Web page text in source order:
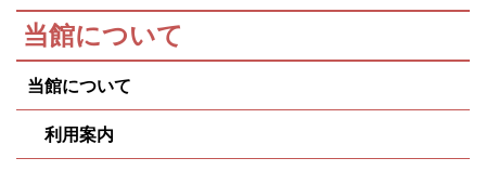
当館について
当館について
利用案内